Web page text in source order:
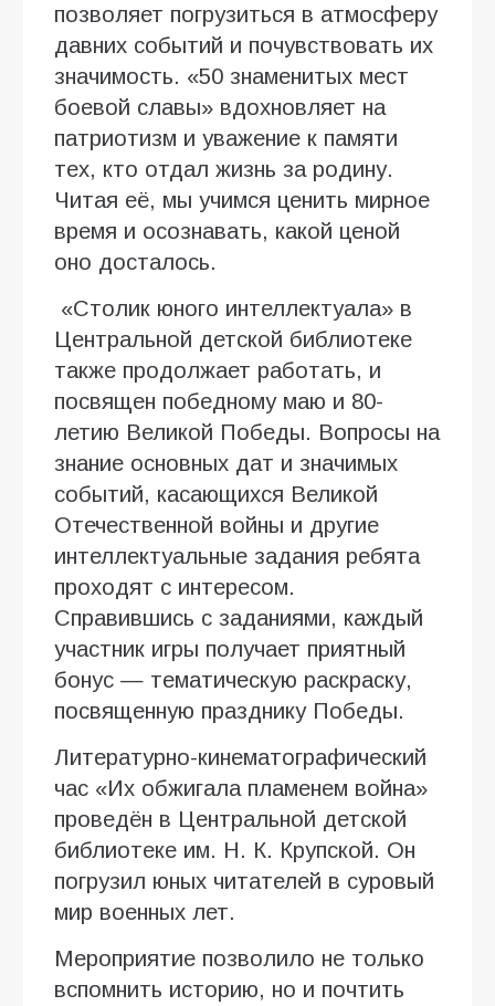
позволяет погрузиться в атмосферу
давних событий и почувствовать их
значимость. «50 знаменитых мест
боевой славы» вдохновляет на
патриотизм и уважение к памяти
тех, кто отдал жизнь за родину.
Читая её, мы учимся ценить мирное
время и осознавать, какой ценой
оно досталось.
«Столик юного интеллектуала» в
Центральной детской библиотеке
также продолжает работать, и
посвящен победному маю и 80-
летию Великой Победы. Вопросы на
знание основных дат и значимых
событий, касающихся Великой
Отечественной войны и другие
интеллектуальные задания ребята
проходят с интересом.
Справившись с заданиями, каждый
участник игры получает приятный
бонус — тематическую раскраску,
посвященную празднику Победы.
Литературно-кинематографический
час «Их обжигала пламенем война»
проведён в Центральной детской
библиотеке им. Н. К. Крупской. Он
погрузил юных читателей в суровый
мир военных лет.
Мероприятие позволило не только
вспомнить историю, но и почтить